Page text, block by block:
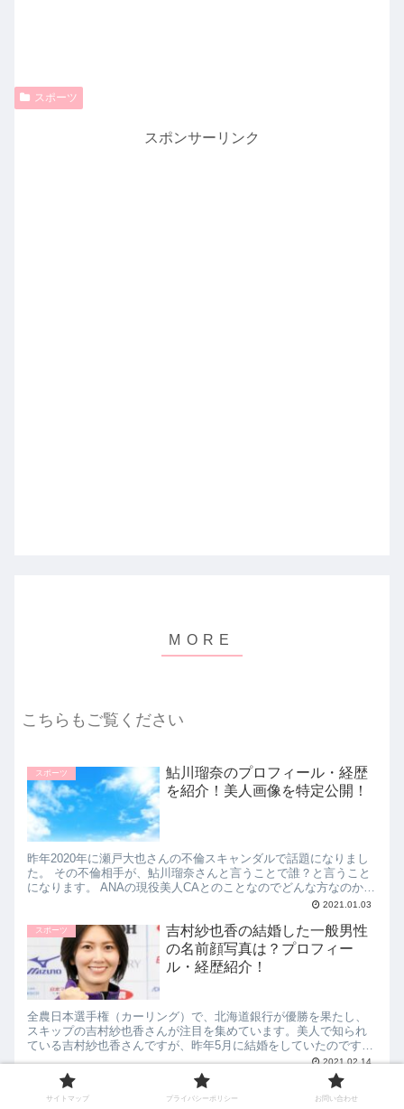
スポーツ
スポンサーリンク
こちらもご覧ください
スポーツ
鮎川瑠奈のプロフィール・経歴
を紹介！美人画像を特定公開！
昨年2020年に瀬戸大也さんの不倫スキャンダルで話題になりまし
た。 その不倫相手が、鮎川瑠奈さんと言うことで誰？と言うこと
になります。 ANAの現役美人CAとのことなのでどんな方なのかお
伝えしていきます。 今回は、鮎川瑠奈のプロフィール・経歴を紹
2021.01.03
スポーツ
吉村紗也香の結婚した一般男性
の名前顔写真は？プロフィー
ル・経歴紹介！
全農日本選手権（カーリング）で、北海道銀行が優勝を果たし、
スキップの吉村紗也香さんが注目を集めています。美人で知られ
ている吉村紗也香さんですが、昨年5月に結婚をしていたのです。
今回は、吉村紗也香の結婚した一般男性の名前・顔写真は？プロ
フィール・経歴について紹介します。
2021.02.14
スポーツ
藤浪晋太郎の学歴｜出身中学高
校大学を紹介！小さい時から大
サイトマップ プライバシーポリシー お問い合わせ